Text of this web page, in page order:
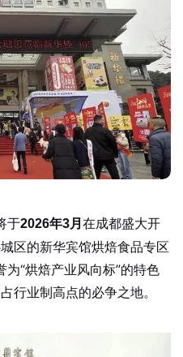
于2026年3月 在成都盛大开
区的新华宾馆烘焙食品专区
“烘焙产业风向标”的特色
行业制高点的必争之地。